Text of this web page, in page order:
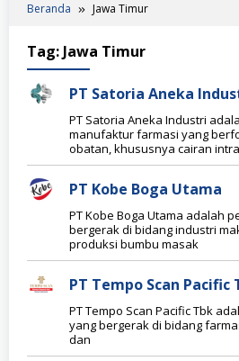
Beranda Jawa Timur
Tag: Jawa Timur
PT Satoria Aneka
PT Satoria Aneka Industri
manufaktur farmasi yang
obatan, khususnya cairan
PT Kobe Boga Utama
PT Kobe Boga Utama adalah
bergerak di bidang industri
produksi bumbu masak
PT Tempo Scan Pacific
PT Tempo Scan Pacific Tbk
yang bergerak di bidang
dan